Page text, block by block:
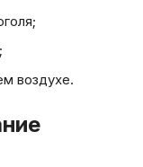
воздухе.